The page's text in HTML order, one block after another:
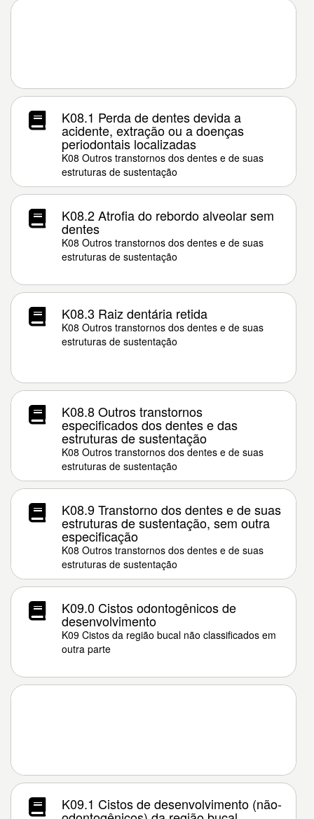
K08.1 Perda de dentes devida a
acidente, extração ou a doenças
periodontais localizadas
K08 Outros transtornos dos dentes e de suas
estruturas de sustentação
K08.2 Atrofia do rebordo alveolar sem
dentes
K08 Outros transtornos dos dentes e de suas
estruturas de sustentação
K08.3 Raiz dentária retida
K08 Outros transtornos dos dentes e de suas
estruturas de sustentação
K08.8 Outros transtornos
especificados dos dentes e das
estruturas de sustentação
K08 Outros transtornos dos dentes e de suas
estruturas de sustentação
K08.9 Transtorno dos dentes e de suas
estruturas de sustentação, sem outra
especificação
K08 Outros transtornos dos dentes e de suas
estruturas de sustentação
K09.0 Cistos odontogênicos de
desenvolvimento
K09 Cistos da região bucal não classificados em
outra parte
K09.1 Cistos de desenvolvimento (não-